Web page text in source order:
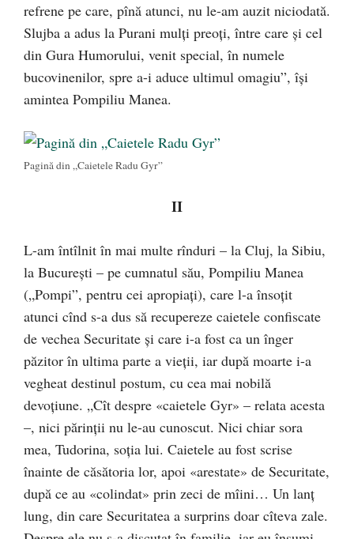
refrene pe care, pînă atunci, nu le-am auzit niciodată.
Slujba a adus la Purani mulți preoți, între care și cel
din Gura Humorului, venit special, în numele
bucovinenilor, spre a-i aduce ultimul omagiu”, își
amintea Pompiliu Manea.
Pagină din „Caietele Radu Gyr”
II
L-am întîlnit în mai multe rînduri – la Cluj, la Si­biu,
la București – pe cumnatul său, Pompiliu Manea
(„Pompi”, pentru cei apropiați), care l-a însoțit
atunci cînd s-a dus să recupereze caie­tele confiscate
de vechea Securitate și care i-a fost ca un înger
păzitor în ultima parte a vieții, iar după moarte i-a
vegheat destinul postum, cu cea mai nobilă
devoțiune. „Cît despre «caietele Gyr» – relata acesta
–, nici părinţii nu le-au cunoscut. Nici chiar sora
mea, Tudorina, soţia lui. Caietele au fost scrise
înainte de căsătoria lor, apoi «arestate» de Securitate,
după ce au «colindat» prin zeci de mîini… Un lanţ
lung, din care Securitatea a surprins doar cîteva zale.